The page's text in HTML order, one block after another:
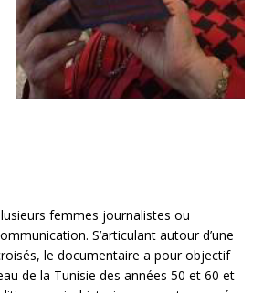
femmes journalistes ou
S’articulant autour d’une
le documentaire a pour objectif
de la Tunisie des années 50 et 60 et